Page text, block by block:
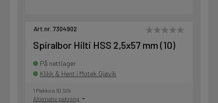
Art.nr. 7304902
Spiralbor Hilti HSS 2,5x57 mm (10)
På nettlager
Klikk & Hent i Motek Gjøvik
1 Pakke a 10 Stk
Alternativ pakning